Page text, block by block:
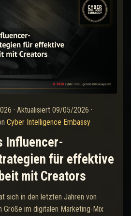
· Aktualisiert 09/05/2026 ·
Cyber Intelligence Embassy
Influencer-
für effektive
mit Creators
sich in den letzten Jahren von
Größe im digitalen Marketing-Mix